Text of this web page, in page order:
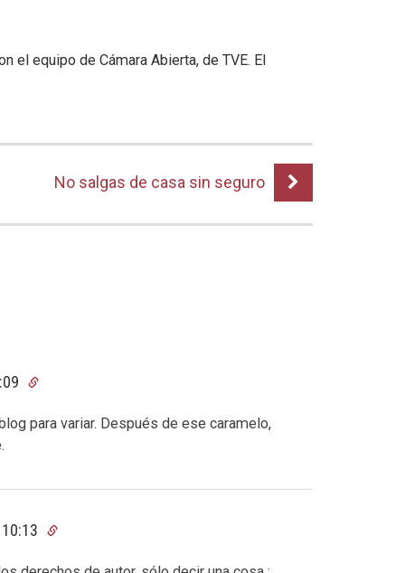
el equipo de Cámara Abierta, de TVE. El
No salgas de casa sin seguro
para variar. Después de ese caramelo,